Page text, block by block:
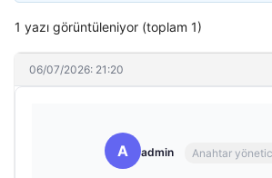
1 yazı görüntüleniyor (toplam 1)
06/07/2026: 21:20
A admin Anahtar